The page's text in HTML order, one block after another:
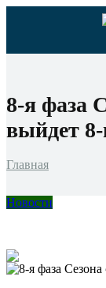
8-я фаза
выйдет
Главная
Новости